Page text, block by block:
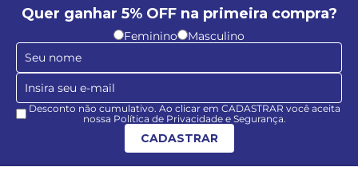
Quer ganhar 5% OFF na primeira compra?
Feminino Masculino
Desconto não cumulativo. Ao clicar em CADASTRAR você aceita
nossa Política de Privacidade e Segurança.
CADASTRAR